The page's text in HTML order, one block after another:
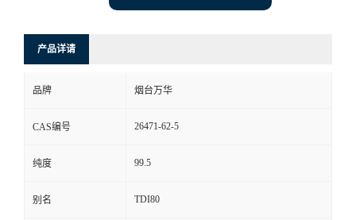
产品详请
品牌 烟台万华
CAS编号 26471-62-5
纯度 99.5
别名 TDI80